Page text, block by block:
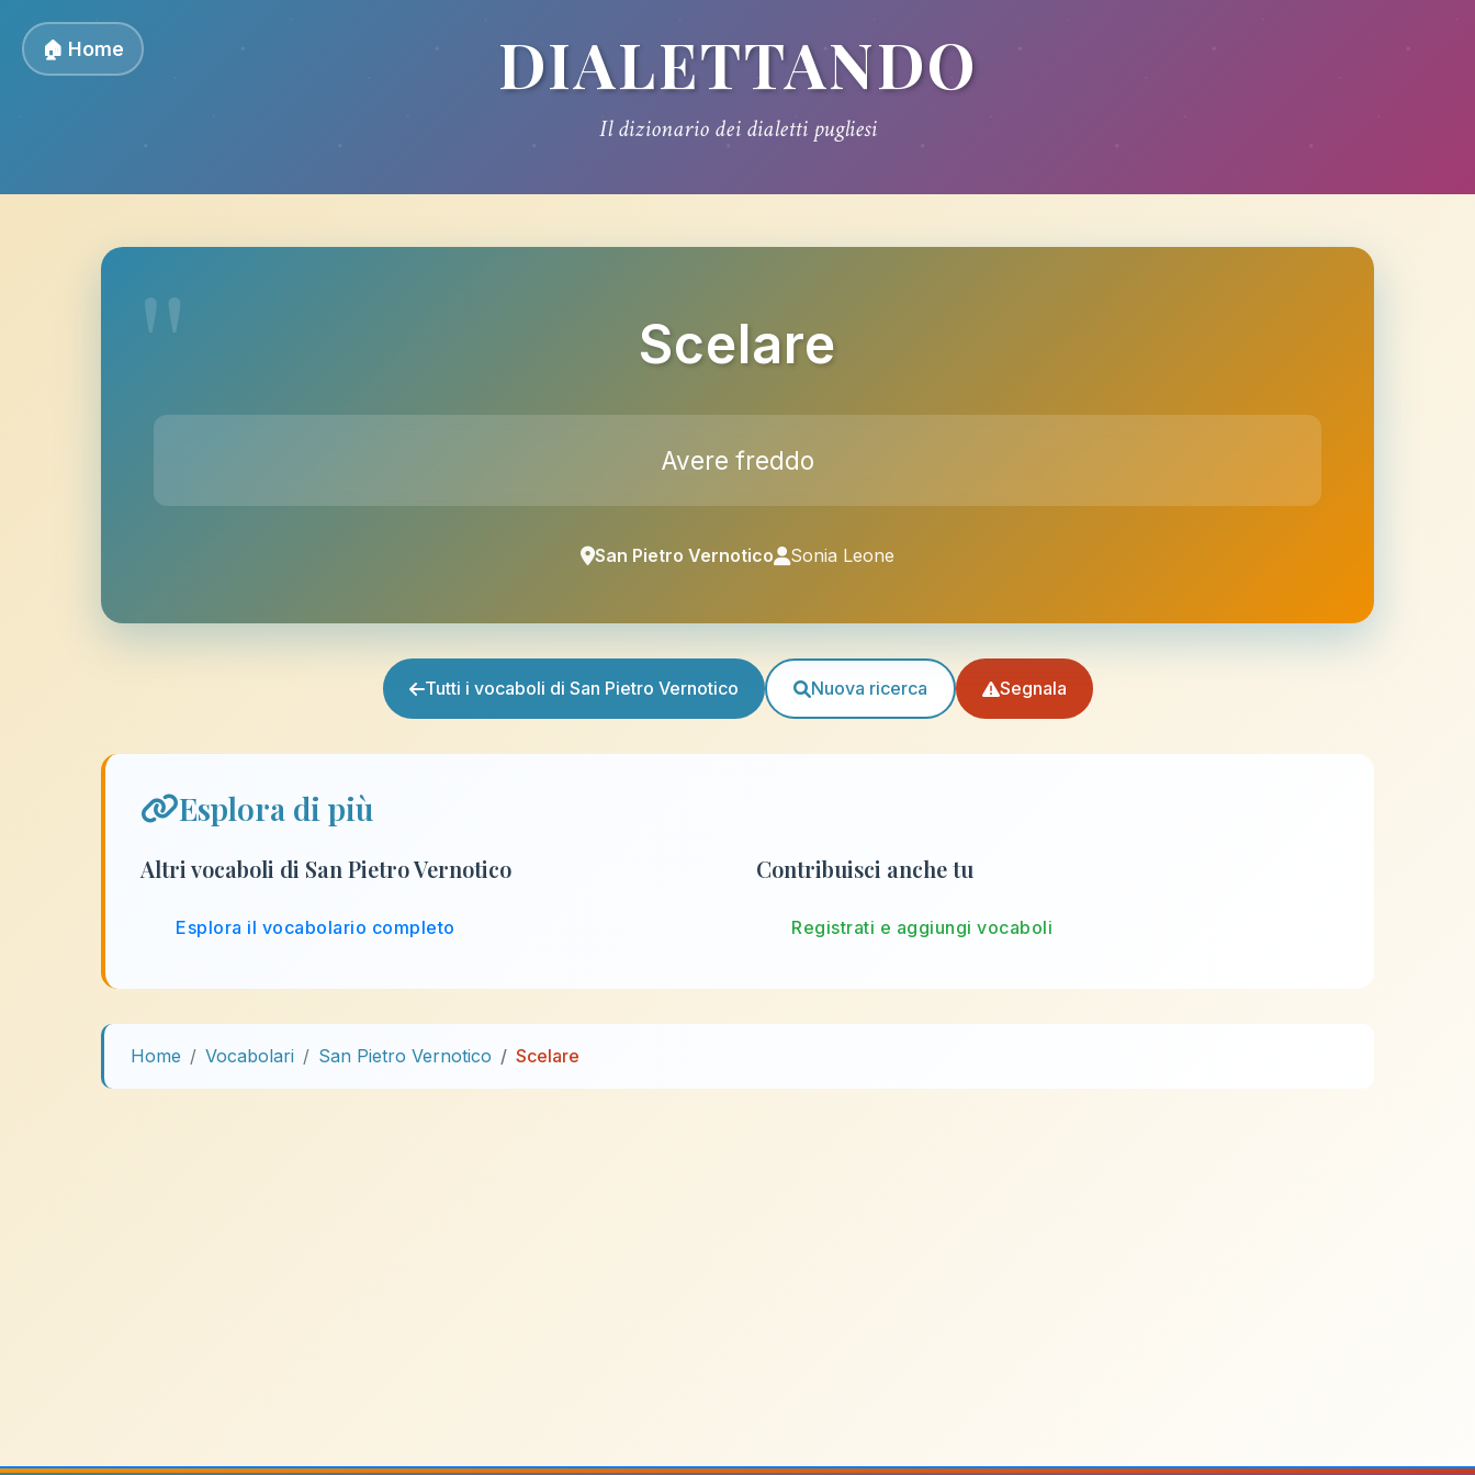
🏠 Home DIALETTANDO
Il dizionario dei dialetti pugliesi
Scelare
Avere freddo
San Pietro Vernotico Sonia Leone
Tutti i vocaboli di San Pietro Vernotico Nuova ricerca Segnala
Esplora di più
Altri vocaboli di San Pietro Vernotico
Esplora il vocabolario completo
Contribuisci anche tu
Registrati e aggiungi vocaboli
Home Vocabolari San Pietro Vernotico Scelare